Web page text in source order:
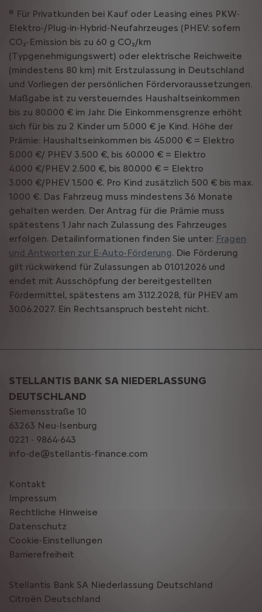
e Für Privatkunden bei Kauf oder Leasing eines PKW-
Elektro-/Plug-in-Hybrid-Neufahrzeuges (PHEV: sofern
CO₂-Emission bis zu 60 g CO₂/km
(Typgenehmigungswert) oder elektrische Reichweite
(mindestens 80 km) mit Erstzulassung in Deutschland
und Vorliegen der persönlichen Fördervoraussetzungen.
Maßgabe ist zu versteuerndes Haushaltseinkommen
bis zu 80.000 € im Jahr. Die Einkommensgrenze erhöht
sich für bis zu 2 Kinder um 5.000 € je Kind. Höhe der
Prämie: Haushaltseinkommen bis 45.000 € = Elektro
5.000 €/ PHEV 3.500 €, bis 60.000 € = Elektro
4.000 €/PHEV 2.500 €, bis 80.000 € = Elektro
3.000 €/PHEV 1.500 €. Pro Kind zusätzlich 500 € bis max.
1.000 €. Das Fahrzeug muss mindestens 36 Monate
gehalten werden. Der Antrag für die Prämie muss
spätestens 1 Jahr nach Zulassung des Fahrzeuges
erfolgen. Detailinformationen finden Sie unter: Fragen
und Antworten zur E-Auto-Förderung. Die Förderung
gilt rückwirkend für Zulassungen ab 01.01.2026 und
endet mit Ausschöpfung der bereitgestellten
Fördermittel, spätestens am 31.12.2028, für PHEV am
30.06.2027. Ein Rechtsanspruch besteht nicht.
STELLANTIS BANK SA NIEDERLASSUNG
DEUTSCHLAND
Siemensstraße 10
63263 Neu-Isenburg
0221 - 9864-643
info-de@stellantis-finance.com
Kontakt
Impressum
Rechtliche Hinweise
Datenschutz
Cookie-Einstellungen
Barrierefreiheit
Stellantis Bank SA Niederlassung Deutschland
Citroën‎ Deutschland